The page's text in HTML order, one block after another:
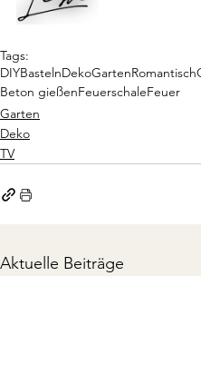
Tags:
DIYBastelnDekoGartenRomantisch
Beton gießenFeuerschaleFeuer
Garten
Deko
TV
Aktuelle Beiträge